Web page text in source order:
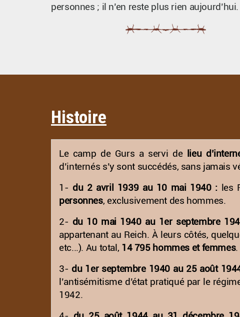
Bulletin trimestriel de l'Amicale du
personnes ; il n’en reste plus rien aujourd’hui.
Histoire
Le camp de Gurs a servi de lieu
d’internés s’y sont succédés, sans jamais
1- du 2 avril 1939 au 10 mai 1940 : les
personnes, exclusivement des hommes.
2- du 10 mai 1940 au 1er septembre
appartenant au Reich. À leurs côtés,
etc...). Au total, 14 795 hommes et femmes.
3- du 1er septembre 1940 au 25 août
l’antisémitisme d’état pratiqué par le
1942.